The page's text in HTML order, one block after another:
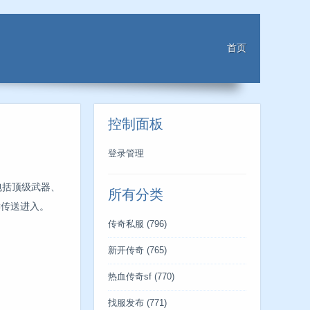
首页
顶级武器、
送进入。
控制面板
登录管理
所有分类
传奇私服 (796)
新开传奇 (765)
热血传奇sf (770)
找服发布 (771)